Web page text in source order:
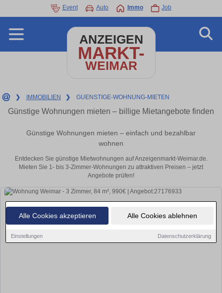
Alle Cookies akzeptieren Alle Cookies ablehnen
Einstellungen Datenschutzerklärung
Event Auto Immo Job
ANZEIGEN
MARKT-
WEIMAR
❯ IMMOBILIEN ❯ GUENSTIGE-WOHNUNG-MIETEN
Günstige Wohnungen mieten – billige Mietangebote finden
Günstige Wohnungen mieten – einfach und bezahlbar
wohnen
Entdecken Sie günstige Mietwohnungen auf Anzeigenmarkt-Weimar.de.
Mieten Sie 1- bis 3-Zimmer-Wohnungen zu attraktiven Preisen – jetzt
Angebote prüfen!